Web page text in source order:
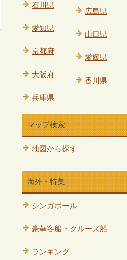
石川県
愛知県
京都府
大阪府
兵庫県
広島県
山口県
愛媛県
香川県
マップ検索
地図から探す
海外・特集
シンガポール
豪華客船・クルーズ船
ランキング